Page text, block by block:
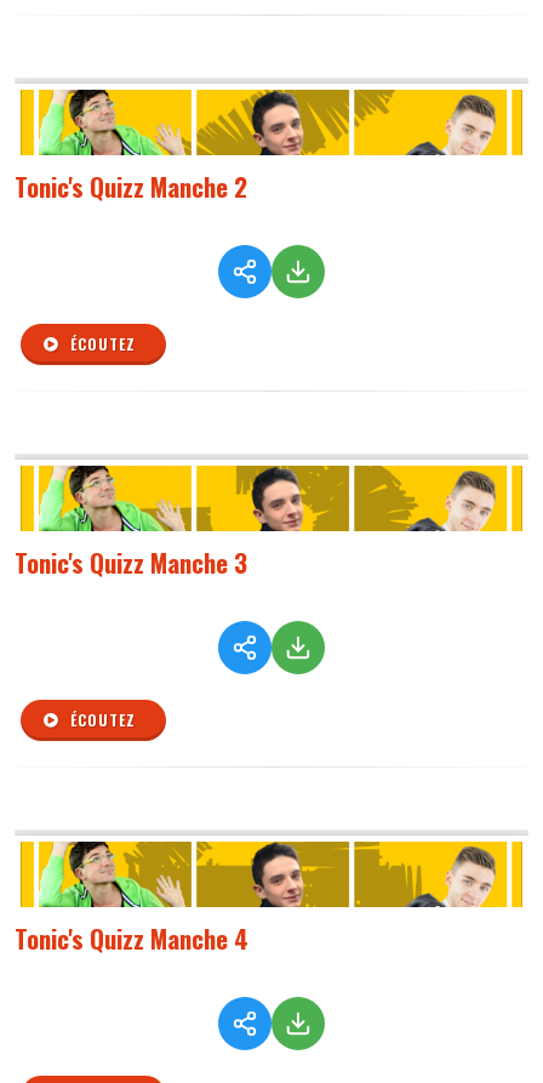
Tonic's Quizz Manche 2
ÉCOUTEZ
Tonic's Quizz Manche 3
ÉCOUTEZ
Tonic's Quizz Manche 4